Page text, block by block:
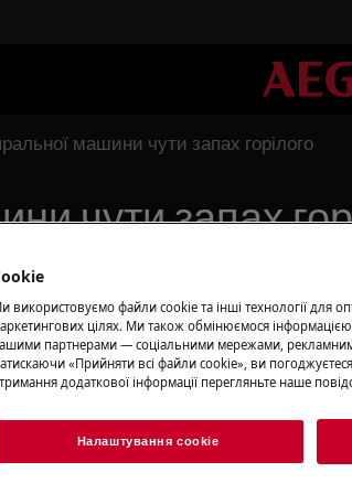
машини чути запах горілого
чути запах
(вбудованої або окремо
використовуємо файли cookie та інші технології для
цілях. Ми також обмінюємося
партнерами — соціальними мережами,
«Прийняти всі файли сookie», ви
додаткової інформації перегляньте наше
Налаштування cookie